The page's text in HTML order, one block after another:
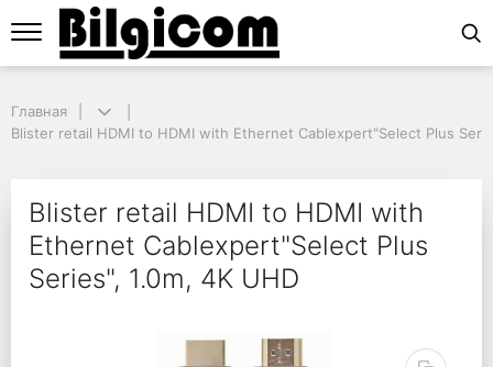
Blister retail HDMI to HDMI with Ethernet Cablexpert"Select Plus
Blister retail HDMI to
Главная
Blister retail HDMI to HDMI with Ethernet Cablexpert"Select Plus
Blister retail HDMI to HDMI with
Ethernet Cablexpert"Select Plus
Series", 1.0m, 4K UHD